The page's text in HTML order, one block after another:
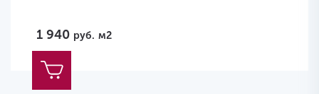
1 940 руб. м2